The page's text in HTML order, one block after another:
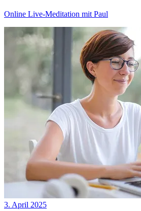
Online Live-Meditation mit Paul
3. April 2025